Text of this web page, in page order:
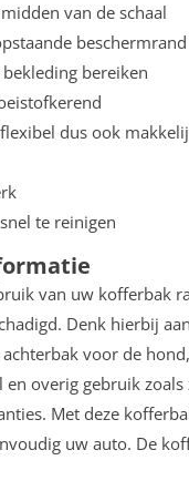
van de schaal
bereiken
dus ook
te reinigen
van uw kofferbak
Denk hierbij
voor de
overig gebruik zoals
Met deze
uw auto. De